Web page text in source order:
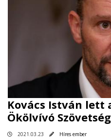
Kovács István lett
Ökölvívó
2021.03.23 Híres ember